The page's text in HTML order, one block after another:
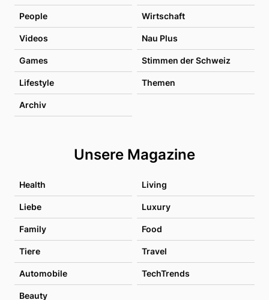
People Wirtschaft
Videos Nau Plus
Games Stimmen der Schweiz
Lifestyle Themen
Archiv
Unsere Magazine
Health Living
Liebe Luxury
Family Food
Tiere Travel
Automobile TechTrends
Beauty